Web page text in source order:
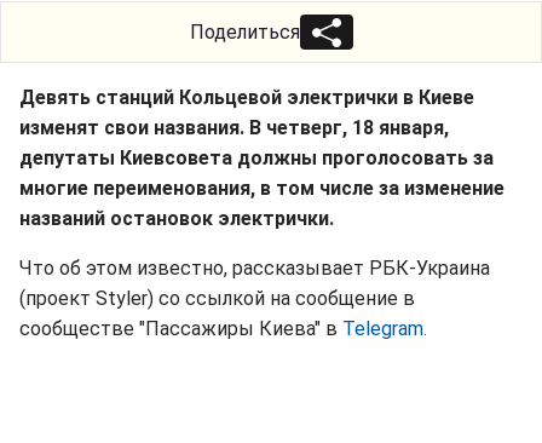
Поделиться
Девять станций Кольцевой электрички в Киеве
изменят свои названия. В четверг, 18 января,
депутаты Киевсовета должны проголосовать за
многие переименования, в том числе за изменение
названий остановок электрички.
Что об этом известно, рассказывает РБК-Украина
(проект Styler) со ссылкой на сообщение в
сообществе "Пассажиры Киева" в Telegram.